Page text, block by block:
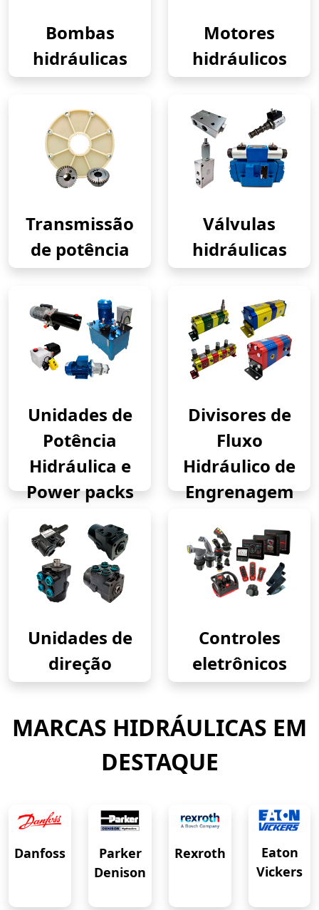
Bombas
hidráulicas
Motores
hidráulicos
Transmissão
de potência
Válvulas
hidráulicas
Unidades de
Potência
Hidráulica e
Power packs
Divisores de
Fluxo
Hidráulico de
Engrenagem
Unidades de
direção
Controles
eletrônicos
MARCAS HIDRÁULICAS EM
DESTAQUE
Danfoss
Parker
Denison
Rexroth
Eaton
Vickers